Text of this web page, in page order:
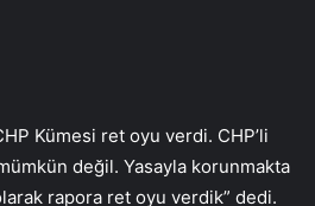
Kümesi ret oyu verdi. CHP’li
değil. Yasayla korunmakta
rapora ret oyu verdik” dedi.